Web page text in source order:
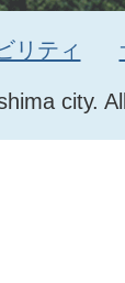
city.
リティ